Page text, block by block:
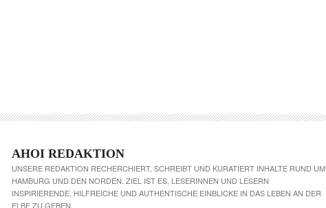
AHOI REDAKTION
UNSERE REDAKTION RECHERCHIERT, SCHREIBT UND KURATIERT INHALTE RUND UM
HAMBURG UND DEN NORDEN. ZIEL IST ES, LESERINNEN UND LESERN
INSPIRIERENDE, HILFREICHE UND AUTHENTISCHE EINBLICKE IN DAS LEBEN AN DER
ELBE ZU GEBEN.